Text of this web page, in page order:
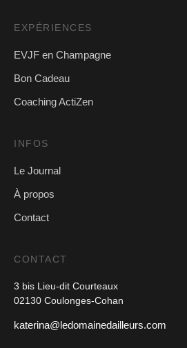
EXPÉRIENCES
EVJF en Champagne
Bon Cadeau
Coaching ActiZen
INFOS
Le Journal
À propos
Contact
CONTACT
3 bis Lieu-dit Courteaux
02130 Coulonges-Cohan
katerina@ledomainedailleurs.com